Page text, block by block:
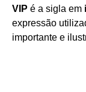
VIP é a sigla em
expressão
importante e